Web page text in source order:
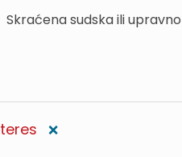
Skraćena sudska ili
❌